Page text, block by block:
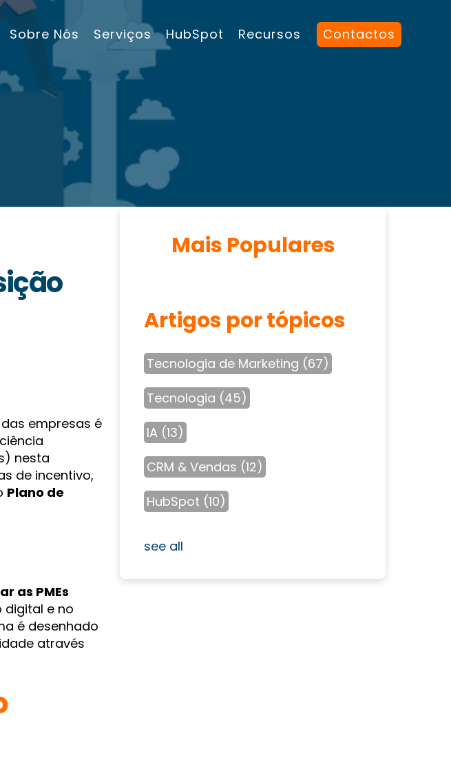
Sobre Nós Serviços HubSpot Recursos Contactos
empresas é
nesta
de incentivo,
Plano de
as PMEs
digital e no
é desenhado
através
Mais Populares
Artigos por tópicos
Tecnologia de Marketing (67)
Tecnologia (45)
IA (13)
CRM & Vendas (12)
HubSpot (10)
see all